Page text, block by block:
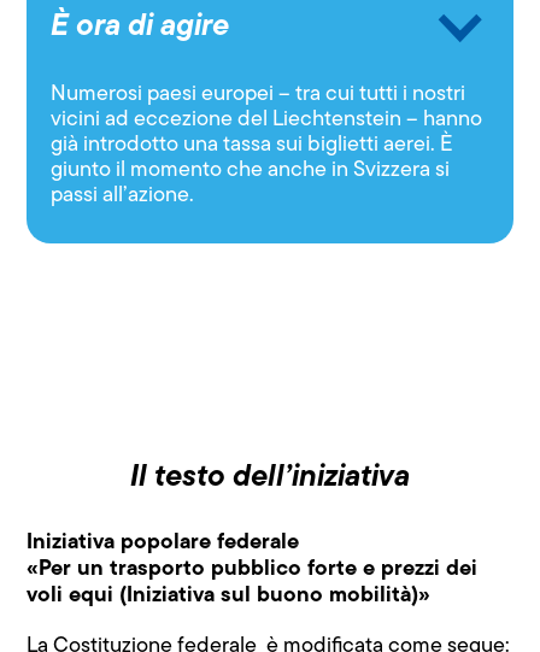
È ora di agire
Numerosi paesi europei – tra cui tutti i nostri
vicini ad eccezione del Liechtenstein – hanno
già introdotto una tassa sui biglietti aerei. È
giunto il momento che anche in Svizzera si
passi all’azione.
Il testo dell’iniziativa
Iniziativa popolare federale
«Per un trasporto pubblico forte e prezzi dei
voli equi (Iniziativa sul buono mobilità)»
La Costituzione federale è modificata come segue: